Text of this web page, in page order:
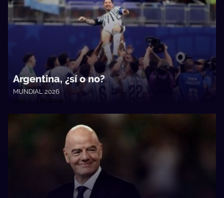
Argentina, ¿sí o no?
MUNDIAL 2026
13a0 • 13/07/2026